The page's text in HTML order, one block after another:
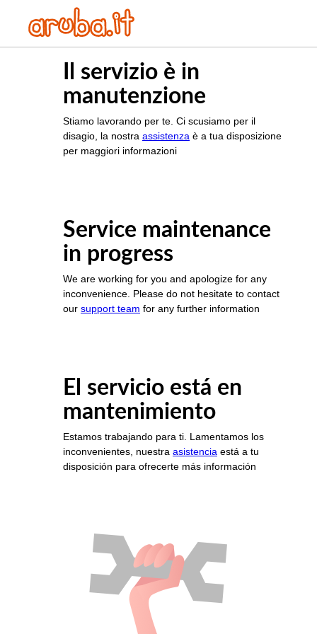
Il servizio è in
manutenzione
Stiamo lavorando per te. Ci scusiamo per il
disagio, la nostra assistenza è a tua disposizione
per maggiori informazioni
Service maintenance
in progress
We are working for you and apologize for any
inconvenience. Please do not hesitate to contact
our support team for any further information
El servicio está en
mantenimiento
Estamos trabajando para ti. Lamentamos los
inconvenientes, nuestra asistencia está a tu
disposición para ofrecerte más información